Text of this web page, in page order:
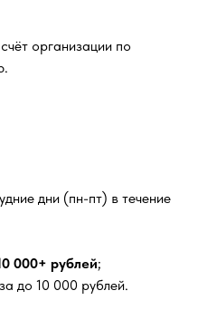
организации по
дни (пн-пт) в течение
000+ рублей;
до 10 000 рублей.